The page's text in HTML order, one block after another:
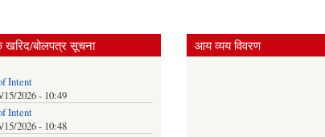
।
खरिद/बोलपत्र सूचना
Intent
15/2026 - 10:49
Intent
15/2026 - 10:48
आय व्यय विवरण